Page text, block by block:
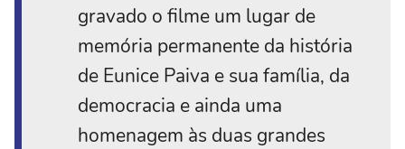
gravado o filme um lugar de
memória permanente da história
de Eunice Paiva e sua família, da
democracia e ainda uma
homenagem às duas grandes